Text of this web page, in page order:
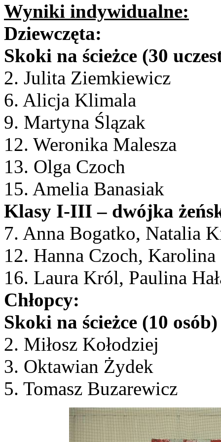
Wyniki indywidualne:
Dziewczęta:
Skoki na ścieżce (30
2. Julita Ziemkiewicz
6. Alicja Klimala
9. Martyna Ślązak
12. Weronika Malesza
13. Olga Czoch
15. Amelia Banasiak
Klasy I-III – dwójka
7. Anna Bogatko, Natalia
12. Hanna Czoch, Karolina
16. Laura Król, Paulina
Chłopcy:
Skoki na ścieżce (10 osób)
2. Miłosz Kołodziej
3. Oktawian Żydek
5. Tomasz Buzarewicz